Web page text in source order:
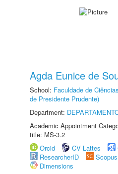
Agda Eunice de
School: Faculdade de
de Presidente Prudente)
Department:
Academic Appointment
title: MS-3.2
Orcid
CV Lattes
ResearcherID
Scopus
Dimensions